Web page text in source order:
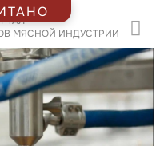
МЯСНОЙ ИНДУСТРИИ